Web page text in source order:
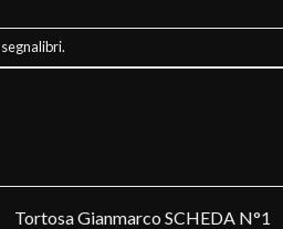
segnalibri.
Tortosa Gianmarco SCHEDA N°1